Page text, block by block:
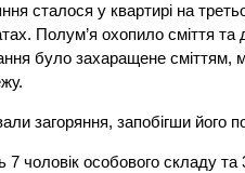
сталося у квартирі на
Полум’я охопило сміття
було захаращене
загоряння, запобігши
7 чоловік особового складу